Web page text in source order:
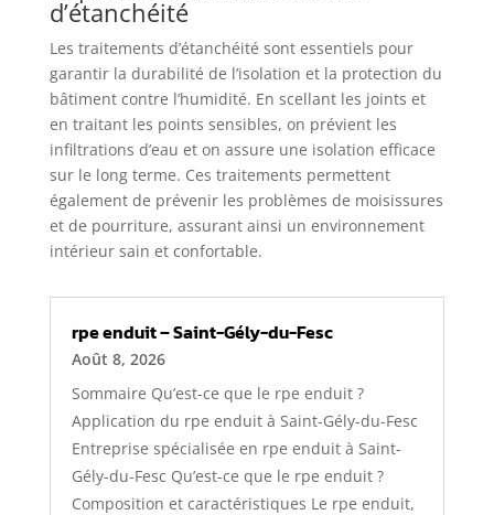
d’étanchéité
Les traitements d’étanchéité sont essentiels pour
garantir la durabilité de l’isolation et la protection du
bâtiment contre l’humidité. En scellant les joints et
en traitant les points sensibles, on prévient les
infiltrations d’eau et on assure une isolation efficace
sur le long terme. Ces traitements permettent
également de prévenir les problèmes de moisissures
et de pourriture, assurant ainsi un environnement
intérieur sain et confortable.
rpe enduit – Saint-Gély-du-Fesc
Août 8, 2026
Sommaire Qu’est-ce que le rpe enduit ?
Application du rpe enduit à Saint-Gély-du-Fesc
Entreprise spécialisée en rpe enduit à Saint-
Gély-du-Fesc Qu’est-ce que le rpe enduit ?
Composition et caractéristiques Le rpe enduit,